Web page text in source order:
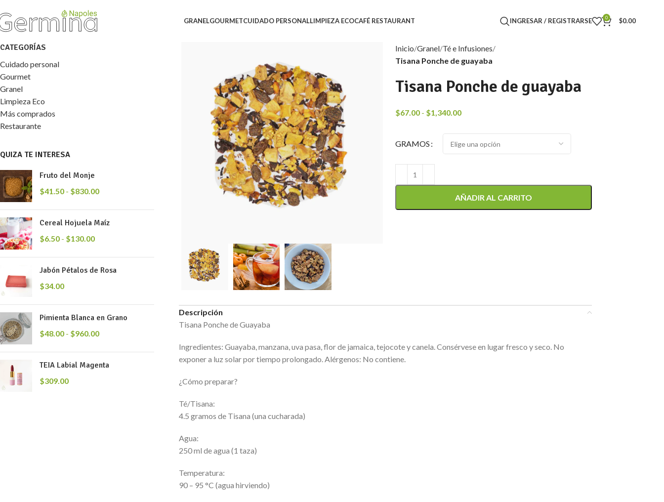
GRANELGOURMETCUIDADO PERSONALLIMPIEZA ECOCAFÉ RESTAURANT INGRESAR / REGISTRARSE 0 $0.00
CATEGORÍAS
Cuidado personal
Gourmet
Granel
Limpieza Eco
Más comprados
Restaurante
QUIZA TE INTERESA
Fruto del Monje
$41.50 - $830.00
Cereal Hojuela Maíz
$6.50 - $130.00
Jabón Pétalos de Rosa
$34.00
Pimienta Blanca en Grano
$48.00 - $960.00
TEIA Labial Magenta
$309.00
Inicio Granel Té e Infusiones
Tisana Ponche de guayaba
Tisana Ponche de guayaba
$67.00 - $1,340.00
GRAMOS
AÑADIR AL CARRITO
Descripción
Tisana Ponche de Guayaba
Ingredientes: Guayaba, manzana, uva pasa, flor de jamaica, tejocote y canela. Consérvese en lugar fresco y seco. No
exponer a luz solar por tiempo prolongado. Alérgenos: No contiene.
¿Cómo preparar?
Té/Tisana:
4.5 gramos de Tisana (una cucharada)
Agua:
250 ml de agua (1 taza)
Temperatura:
90 – 95 °C (agua hirviendo)